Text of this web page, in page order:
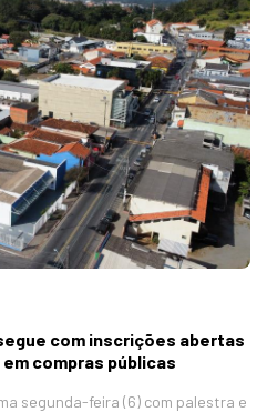
com inscrições abertas
compras públicas
segunda-feira (6) com palestra e